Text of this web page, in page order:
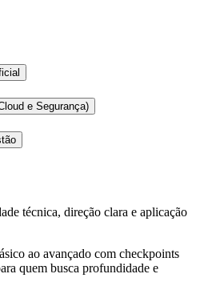
e Segurança)
técnica, direção clara e aplicação
ao avançado com checkpoints
quem busca profundidade e